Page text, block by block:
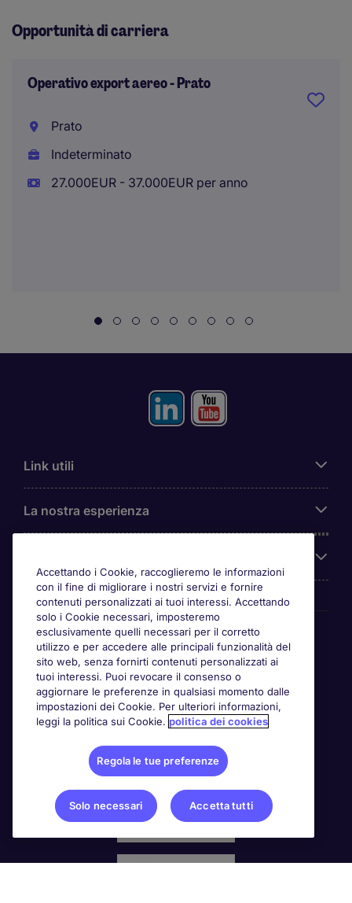
Opportunità di carriera
Operativo export aereo - Prato
Prato
Indeterminato
27.000EUR - 37.000EUR per anno
Link utili
La nostra esperienza
Awards
Accettando i Cookie, raccoglieremo le informazioni
con il fine di migliorare i nostri servizi e fornire
contenuti personalizzati ai tuoi interessi. Accettando
solo i Cookie necessari, imposteremo
esclusivamente quelli necessari per il corretto
utilizzo e per accedere alle principali funzionalità del
sito web, senza fornirti contenuti personalizzati ai
tuoi interessi. Puoi revocare il consenso o
aggiornare le preferenze in qualsiasi momento dalle
impostazioni dei Cookie. Per ulteriori informazioni,
leggi la politica sui Cookie. politica dei cookies
Regola le tue preferenze
Solo necessari Accetta tutti